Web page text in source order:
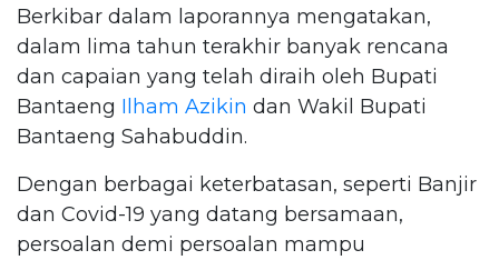
Berkibar dalam laporannya mengatakan,
dalam lima tahun terakhir banyak rencana
dan capaian yang telah diraih oleh Bupati
Bantaeng Ilham Azikin dan Wakil Bupati
Bantaeng Sahabuddin.
Dengan berbagai keterbatasan, seperti Banjir
dan Covid-19 yang datang bersamaan,
persoalan demi persoalan mampu